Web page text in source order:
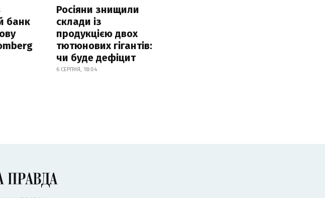
банк
Росіяни знищили
склади із
продукцією двох
тютюнових гігантів:
чи буде дефіцит
6 СЕРПНЯ, 18:04